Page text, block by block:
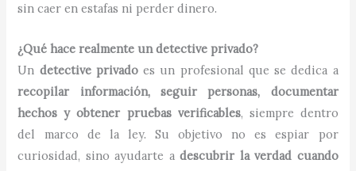
sin caer en estafas ni perder dinero.
¿Qué hace realmente un detective privado?
Un detective privadoes un profesional que se dedica a
recopilar información, seguir personas, documentar
hechos y obtener pruebas verificables, siempre dentro
del marco de la ley. Su objetivo no es espiar por
curiosidad, sino ayudarte adescubrir la verdad cuando